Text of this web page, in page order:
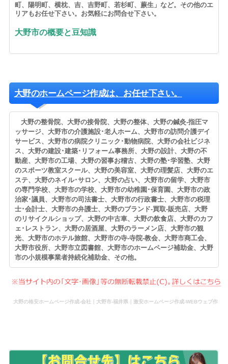
町、陽明町、横枕、吉、吉野町、若杉町、蕨生」など。その他のエ
リアもお任せ下さい。お気軽にお問合せ下さい。
大野市の概要と豆知識
大野のホームページ作成は、お任せ下さい。
大野の整骨院、大野の接骨院、大野の整体、大野の鍼灸-指圧マ
ッサージ、大野市の介護施設･老人ホーム、大野市の訪問介護デイ
サービス、大野市の病院クリニック･動物病院、大野の会社ビジネ
ス、大野の建設･建築･リフォーム事務所、大野の設計、大野の不
動産、大野市の工場、大野の習事お稽古、大野の塾･学習塾、大野
のスポーツ教室スクール、大野の美容室、大野の理髪店、大野のエ
ステ、大野のネイル･サロン、大野の占い、大野市の留学、大野市
の専門学校、大野市の学校、大野市の幼稚園･保育園、大野市の政
治家･議員、大野市の司法書士、大野市の行政書士、大野市の税理
士･会計士、大野市の弁護士、大野のブランド-買取-販売店、大野
のリサイクルショップ、大野の中古車、大野の飲食店、大野のカフ
ェ･レストラン、大野の居酒屋、大野のラーメン店、大野市の観
光、大野市のホテル旅館、大野市の寺-寺院-教会、大野市商工会、
大野市役所、大野市立図書館、大野市のホームページ補助金、大野
市の小規模事業者持続化補助金、その他。
大野の格安ホームページ作成-会社｜大野市-福井県｜激安ホームページ作成-WEBウェブ作